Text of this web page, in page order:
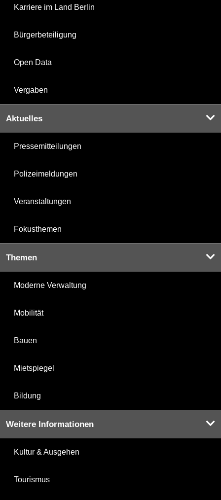
Karriere im Land Berlin
Bürgerbeteiligung
Open Data
Vergaben
Aktuelles
Pressemitteilungen
Polizeimeldungen
Veranstaltungen
Fokusthemen
Themen
Moderne Verwaltung
Mobilität
Bauen
Mietspiegel
Bildung
Weitere Informationen
Kultur & Ausgehen
Tourismus